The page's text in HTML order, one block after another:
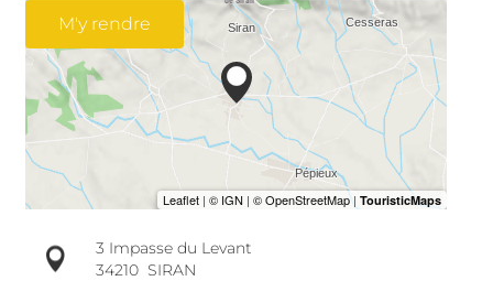
M'y rendre
3 Impasse du Levant
34210 SIRAN